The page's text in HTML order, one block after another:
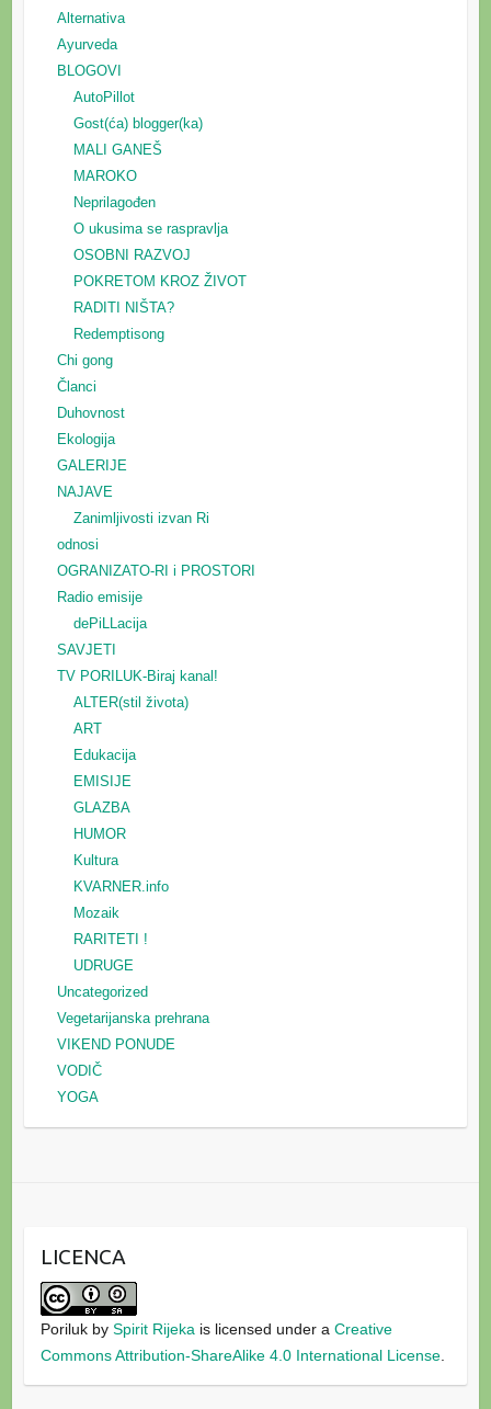
Alternativa
Ayurveda
BLOGOVI
AutoPillot
Gost(ća) blogger(ka)
MALI GANEŠ
MAROKO
Neprilagođen
O ukusima se raspravlja
OSOBNI RAZVOJ
POKRETOM KROZ ŽIVOT
RADITI NIŠTA?
Redemptisong
Chi gong
Članci
Duhovnost
Ekologija
GALERIJE
NAJAVE
Zanimljivosti izvan Ri
odnosi
OGRANIZATO-RI i PROSTORI
Radio emisije
dePiLLacija
SAVJETI
TV PORILUK-Biraj kanal!
ALTER(stil života)
ART
Edukacija
EMISIJE
GLAZBA
HUMOR
Kultura
KVARNER.info
Mozaik
RARITETI !
UDRUGE
Uncategorized
Vegetarijanska prehrana
VIKEND PONUDE
VODIČ
YOGA
LICENCA
Porilukby Spirit Rijeka is licensed under a Creative
Commons Attribution-ShareAlike 4.0 International License.